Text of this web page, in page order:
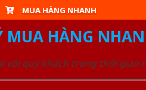
MUA HÀNG NHANH
MUA HÀNG
với quý khách trong thời gian